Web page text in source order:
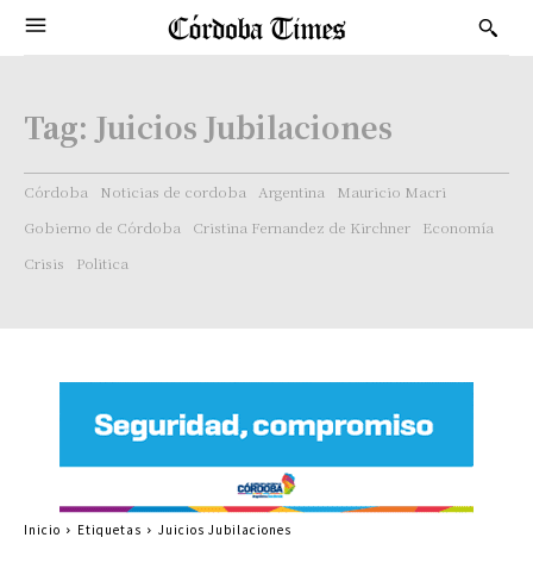
Tag: Juicios Jubilaciones
Córdoba Noticias de cordoba Argentina
Mauricio Macri
Gobierno de Córdoba
Cristina Fernandez de Kirchner
Economía
Crisis
Politica
Inicio Etiquetas Juicios Jubilaciones